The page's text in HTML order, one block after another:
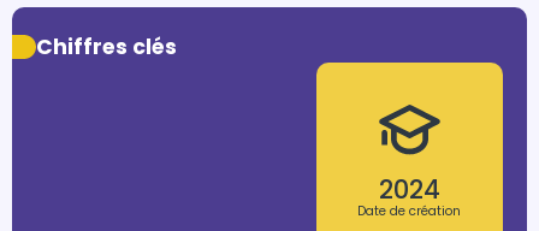
Chiffres clés
2024
Date de création